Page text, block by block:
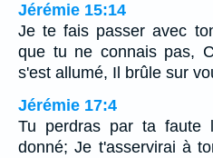
Jérémie 15:14
Je te fais passer avec
que tu ne connais pas,
s'est allumé, Il brûle sur
Jérémie 17:4
Tu perdras par ta faute
donné; Je t'asservirai à